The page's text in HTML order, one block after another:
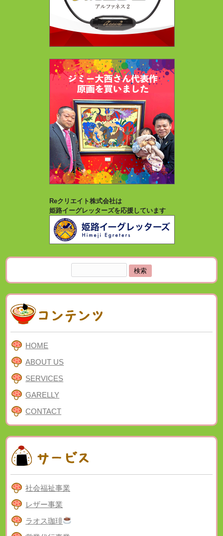
Reクリエイト株式会社は
姫路イーグレッターズを応援しています
索:
HOME
ABOUT US
SERVICES
GARELLY
CONTACT
社会福祉事業
レザー事業
ラオス珈琲